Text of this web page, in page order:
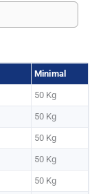
Minimal
50 Kg
50 Kg
50 Kg
50 Kg
50 Kg